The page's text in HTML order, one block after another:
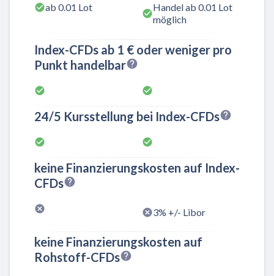
ab 0.01 Lot
Handel ab 0.01 Lot
möglich
Index-CFDs ab 1 € oder weniger pro
Punkt handelbar
24/5 Kursstellung bei Index-CFDs
keine Finanzierungskosten auf Index-
CFDs
3% +/- Libor
keine Finanzierungskosten auf
Rohstoff-CFDs